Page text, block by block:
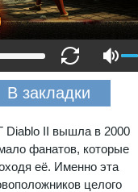
В закладки
Diablo II вышла в 2000
фанатов, которые
её. Именно эта
целого